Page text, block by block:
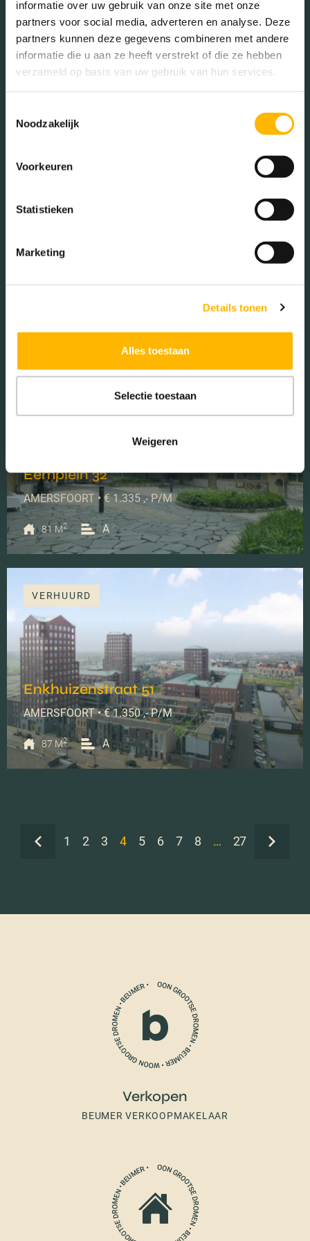
informatie over uw gebruik van onze site met onze
partners voor social media, adverteren en analyse. Deze
partners kunnen deze gegevens combineren met andere
informatie die u aan ze heeft verstrekt of die ze hebben
verzameld op basis van uw gebruik van hun services.
Noodzakelijk
Voorkeuren
Statistieken
Marketing
Details tonen
Alles toestaan
Selectie toestaan
Weigeren
Willem Frederik Hermansstraat 544
UTRECHT • € 1.700 ,- P/M
VERHUURD
Blokzijlpark 35
AMERSFOORT • € 1.425 ,- P/M
VERHUURD
Eemplein 32
AMERSFOORT • € 1.335 ,- P/M
81 M2 A
VERHUURD
Enkhuizenstraat 51
AMERSFOORT • € 1.350 ,- P/M
87 M2 A
1 2 3 4 5 6 7 8 … 27
Verkopen
BEUMER VERKOOPMAKELAAR